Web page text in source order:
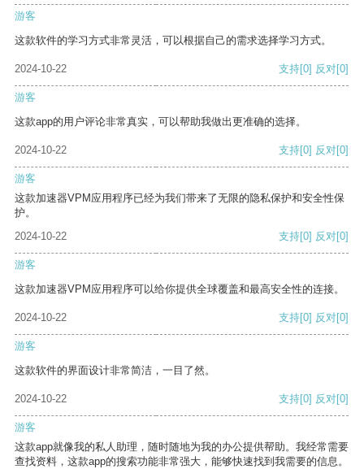
游客
这款软件的学习方式非常灵活，可以根据自己的需求选择学习方式。
2024-10-22 支持[0] 反对[0]
游客
这款app的用户评论非常真实，可以帮助我做出更准确的选择。
2024-10-22 支持[0] 反对[0]
游客
这款加速器VPM应用程序已经为我们带来了无限的隐私保护和安全性保
护。
2024-10-22
支持[0] 反对[0]
游客
这款加速器VPM应用程序可以给你提供全球覆盖和最高安全性的连接。
2024-10-22 支持[0] 反对[0]
游客
这款软件的界面设计非常简洁，一目了然。
2024-10-22 支持[0] 反对[0]
游客
这款app就像我的私人助理，随时随地为我的办公提供帮助。我经常需要
查找资料，这款app的搜索功能非常强大，能够快速找到我需要的信息。